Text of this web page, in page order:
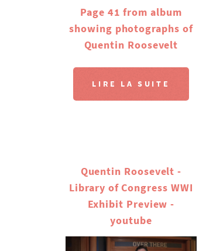
Page 41 from album
showing photographs of
Quentin Roosevelt
LIRE LA SUITE
Quentin Roosevelt -
Library of Congress WWI
Exhibit Preview -
youtube